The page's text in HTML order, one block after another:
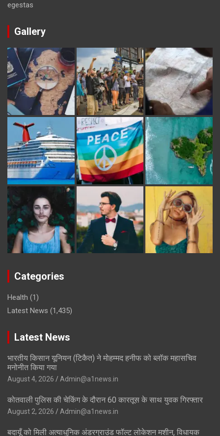
egestas
Gallery
Categories
Health (1)
Latest News (1,435)
Latest News
भारतीय किसान यूनियन (टिकैत) ने मोहम्मद हनीफ को ब्लॉक महासचिव
मनोनीत किया गया
August 4, 2026 Admin@a1news.in
कोतवाली पुलिस की चेकिंग के दौरान 60 कारतूस के साथ युवक गिरफ्तार
August 2, 2026 Admin@a1news.in
बदायूँ को मिली अत्याधुनिक अंडरग्राउंड फॉल्ट लोकेशन मशीन, विधायक